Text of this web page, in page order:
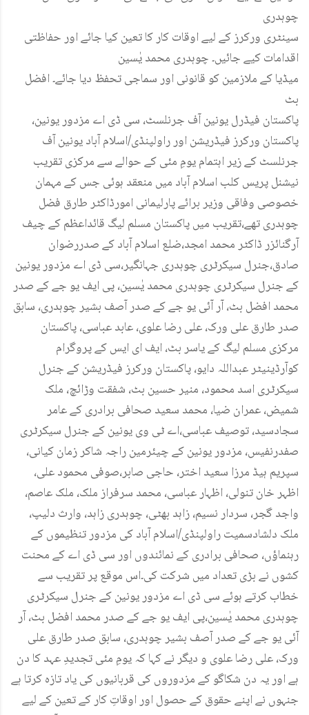
چوہدری
سینٹری ورکرز کے لیے اوقات کار کا تعین کیا جائے اور حفاظتی
اقدامات کیے جائیں۔ چوہدری محمد یٰسین
میڈیا کے ملازمین کو قانونی اور سماجی تحفظ دیا جائے۔ افضل
بٹ
پاکستان فیڈرل یونین آف جرنلسٹ، سی ڈی اے مزدور یونین،
پاکستان ورکرز فیڈریشن اور راولپنڈی/اسلام آباد یونین آف
جرنلسٹ کے زیر اہتمام یومِ مئی کے حوالے سے مرکزی تقریب
نیشنل پریس کلب اسلام آباد میں منعقد ہوئی جس کے مہمان
خصوصی وفاقی وزیر برائے پارلیمانی امورڈاکٹر طارق فضل
چوہدری تھے،تقریب میں پاکستان مسلم لیگ قائداعظم کے چیف
آرگنائزر ڈاکٹر محمد امجد،ضلع اسلام آباد کے صدررضوان
صادق،جنرل سیکرٹری چوہدری جہانگیر،سی ڈی اے مزدور یونین
کے جنرل سیکرٹری چوہدری محمد یٰسین، پی ایف یو جے کے صدر
محمد افضل بٹ، آر آئی یو جے کے صدر آصف بشیر چوہدری، سابق
صدر طارق علی ورک، علی رضا علوی، عابد عباسی، پاکستان
مرکزی مسلم لیگ کے یاسر بٹ، ایف ای ایس کے پروگرام
کوآرڈینیٹر عبداللہ دایو، پاکستان ورکرز فیڈریشن کے جنرل
سیکرٹری اسد محمود، منیر حسین بٹ، شفقت وڑائچ، ملک
شمیض، عمران ضیا، محمد سعید صحافی برادری کے عامر
سجادسید، توصیف عباسی،اے ٹی وی یونین کے جنرل سیکرٹری
صفدرنفیس، مزدور یونین کے چیئرمین راجہ شاکر زمان کیانی،
سپریم ہیڈ مرزا سعید اختر، حاجی صابر،صوفی محمود علی،
اظہر خان تنولی، اظہار عباسی، محمد سرفراز ملک، ملک عاصم،
واجد گجر، سردار نسیم، زاہد بھٹی، چوہدری زاہد، وارث دلیپ،
ملک دلشادسمیت راولپنڈی/اسلام آباد کی مزدور تنظیموں کے
رہنماؤں، صحافی برادری کے نمائندوں اور سی ڈی اے کے محنت
کشوں نے بڑی تعداد میں شرکت کی۔اس موقع پر تقریب سے
خطاب کرتے ہوئے سی ڈی اے مزدور یونین کے جنرل سیکرٹری
چوہدری محمد یٰسین،پی ایف یو جے کے صدر محمد افضل بٹ، آر
آئی یو جے کے صدر آصف بشیر چوہدری، سابق صدر طارق علی
ورک، علی رضا علوی و دیگر نے کہا کہ یومِ مئی تجدیدِ عہد کا دن
ہے اور یہ دن شکاگو کے مزدوروں کی قربانیوں کی یاد تازہ کرتا ہے
جنہوں نے اپنے حقوق کے حصول اور اوقاتِ کار کے تعین کے لیے